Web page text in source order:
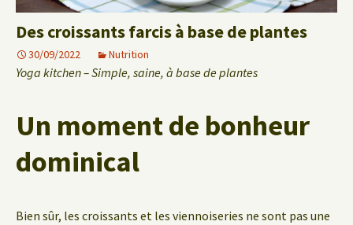
Des croissants farcis à base de plantes
30/09/2022 Nutrition
Yoga kitchen – Simple, saine, à base de plantes
Un moment de bonheur
dominical
Bien sûr, les croissants et les viennoiseries ne sont pas une